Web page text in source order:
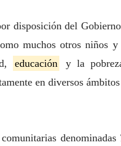
disposición del
muchos otros niños y
educación
y la
en diversos
denominadas